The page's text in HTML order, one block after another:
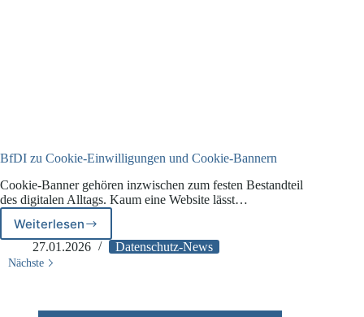
BfDI zu Cookie-Einwilligungen und Cookie-Bannern
Cookie-Banner gehören inzwischen zum festen Bestandteil
des digitalen Alltags. Kaum eine Website lässt…
Weiterlesen
BfDI
zu
Cookie-
27.01.2026 Datenschutz-News
Nächste